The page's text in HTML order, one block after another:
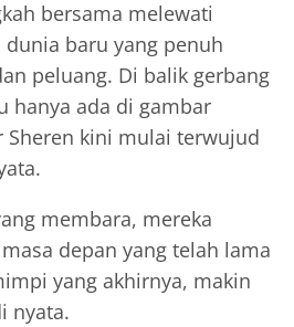
bersama melewati
baru yang penuh
peluang. Di balik gerbang
hanya ada di gambar
Sheren kini mulai terwujud
membara, mereka
depan yang telah lama
yang akhirnya, makin
nyata.